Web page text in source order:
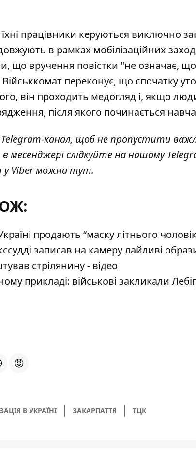
працівники керуються виключно
в рамках мобілізаційних
що вручення повістки "не означає,
переконує, що спочатку
він проходить медогляд і, якщо
після якого починається
Telegram-канал, щоб не пропустити
месенджері слідкуйте на нашому
у Viber можнатут.
продають “маску літнього
записав на камеру лайливі
стрілянину - відео
прикладі: військові закликали
😡
В УКРАЇНІ ЗАКАРПАТТЯ ТЦК